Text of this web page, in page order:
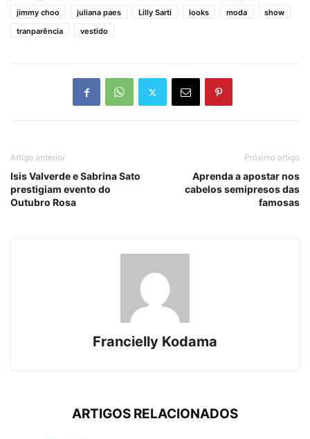
jimmy choo
juliana paes Lilly Sarti looks moda
show
tranparência
vestido
Artigo anterior
Isis Valverde e Sabrina Sato
prestigiam evento do
Outubro Rosa
Próximo artigo
Aprenda a apostar nos
cabelos semipresos das
famosas
Francielly Kodama
ARTIGOS RELACIONADOS